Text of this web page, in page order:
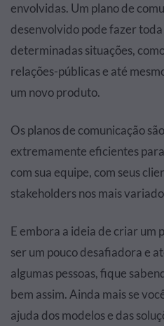
envolvidas. Um plano de
desenvolvido pode fazer
determinadas situações,
relações-públicas e até
um novo produto.
Os planos de comunicação
extremamente eficientes
com sua equipe, com seus
stakeholders nos mais
E embora a ideia de criar um
ser um pouco desafiadora e
algumas pessoas, fique
bem assim. Ainda mais se
ajuda dos modelos e das